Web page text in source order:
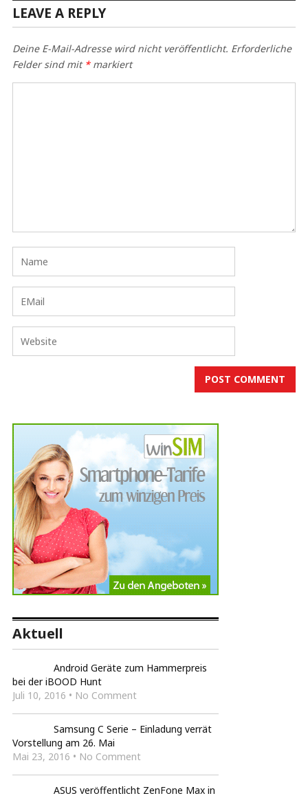
LEAVE A REPLY
Deine E-Mail-Adresse wird nicht veröffentlicht. Erforderliche
Felder sind mit *markiert
Aktuell
Android Geräte zum Hammerpreis
bei der iBOOD Hunt
Juli 10, 2016 • No Comment
Samsung C Serie – Einladung verrät
Vorstellung am 26. Mai
Mai 23, 2016 • No Comment
ASUS veröffentlicht ZenFone Max in